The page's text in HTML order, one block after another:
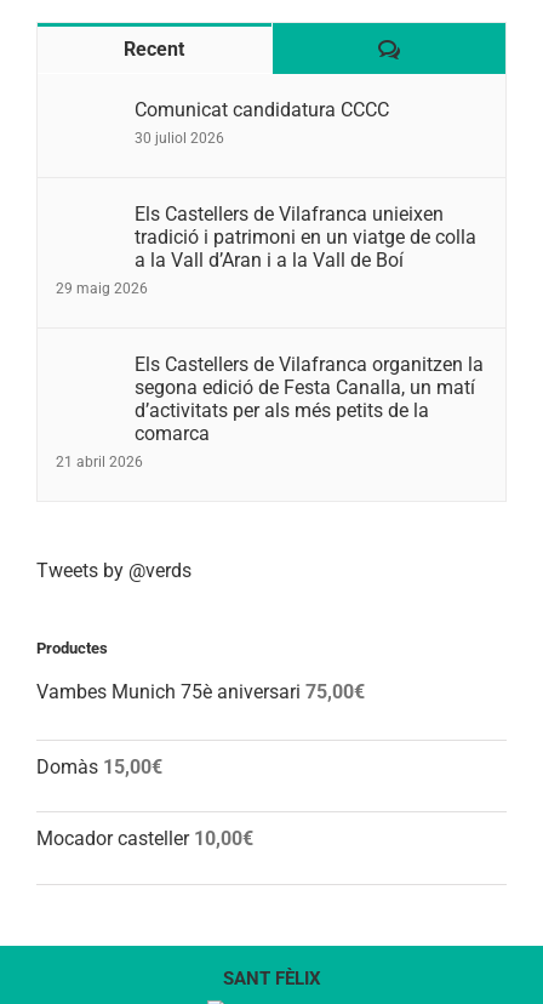
Recent Comentaris
Comunicat candidatura CCCC
30 juliol 2026
Els Castellers de Vilafranca unieixen
tradició i patrimoni en un viatge de colla
a la Vall d’Aran i a la Vall de Boí
29 maig 2026
Els Castellers de Vilafranca organitzen la
segona edició de Festa Canalla, un matí
d’activitats per als més petits de la
comarca
21 abril 2026
Tweets by @verds
Productes
Vambes Munich 75è aniversari 75,00€
Domàs 15,00€
Mocador casteller 10,00€
SANT FÈLIX